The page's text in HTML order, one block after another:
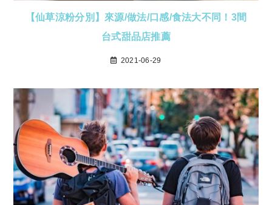
【仙草涼粉分別】來源/做法/口感/食法大不同！3間
台式甜品店推薦
2021-06-29